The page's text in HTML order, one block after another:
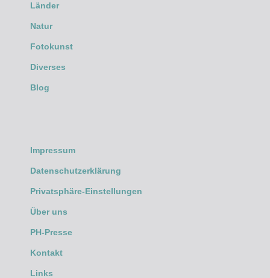
Länder
Natur
Fotokunst
Diverses
Blog
Impressum
Datenschutzerklärung
Privatsphäre-Einstellungen
Über uns
PH-Presse
Kontakt
Links